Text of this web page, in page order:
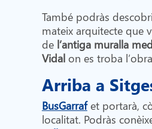
També podràs
mateix arquitecte que
de l’antiga muralla
Vidalon es troba l’obra
Arriba a
BusGarrafet portarà,
localitat. Podràs